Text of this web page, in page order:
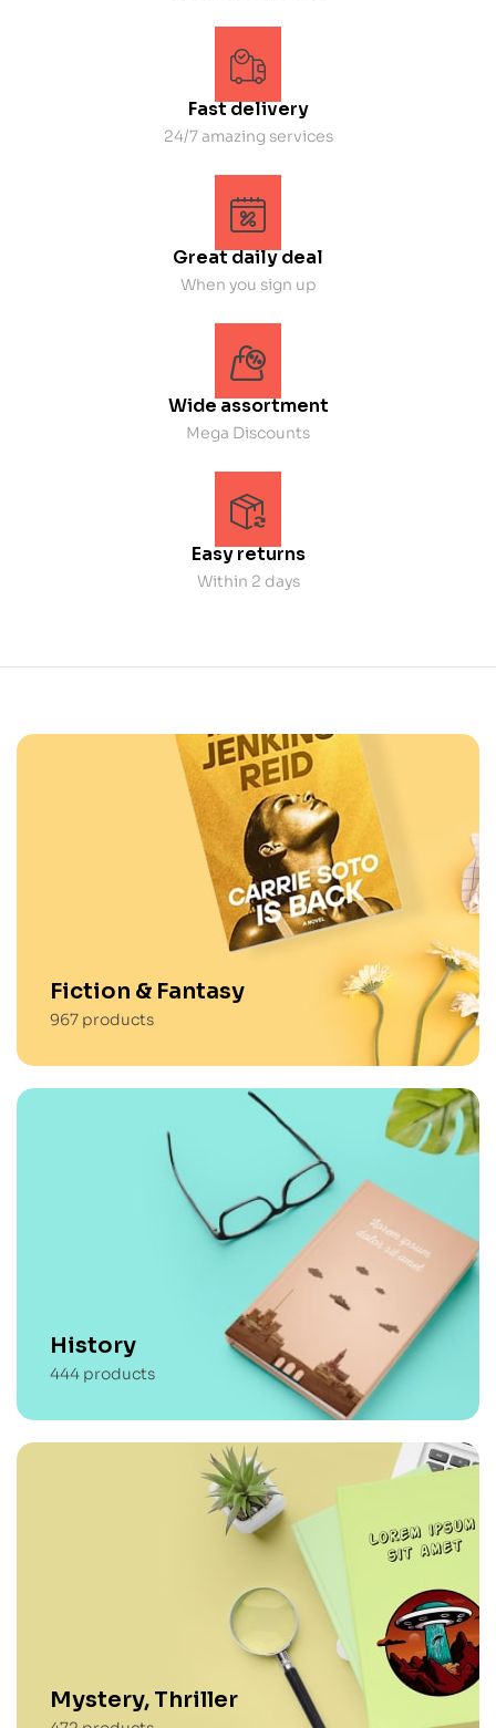
Fast delivery
24/7 amazing services
Great daily deal
When you sign up
Wide assortment
Mega Discounts
Easy returns
Within 2 days
Fiction & Fantasy
967 products
History
444 products
Mystery, Thriller